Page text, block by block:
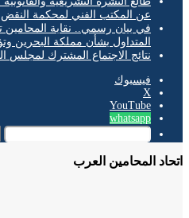
عن المكتب الفني لمحكمة النقض
في بيان رسمي.. نقابة المحامين تنفي
المتداول بشأن مملكة البحرين وتؤكد
نتائج الاجتماع المشترك لمجلس النقابة
فيسبوك
‫YouTube
whatsapp
المحامين العرب